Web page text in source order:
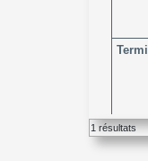
1 résultats